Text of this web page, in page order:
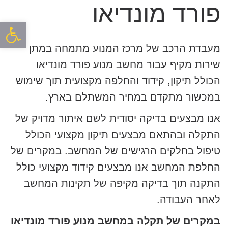
פתח
פורד מונדיאו
מעבדת הרכב של מרכז המנוע מתמחה במתן
שירות מקיף עבור מחשב מנוע פורד מונדיאו
הכולל תיקון, קידוד והחלפה מקצועית תוך שימוש
במכשור מתקדם במחיר המשתלם בארץ.
אנו מבצעים בדיקה יסודית לשם איתור מדויק של
התקלה ובהתאם מבצעים תיקון מקצועי הכולל
טיפול בחלקים הרגישים של המחשב. במקרים של
החלפת המחשב אנו מבצעים קידוד מקצועי כולל
התקנה תוך בדיקה מקיפה של תקינות המחשב
לאחר העבודה.
במקרים של תקלה במחשב מנוע פורד מונדיאו